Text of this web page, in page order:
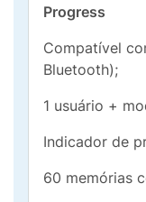
Progress
Compatível
Bluetooth);
1 usuário +
Indicador de
60 memórias